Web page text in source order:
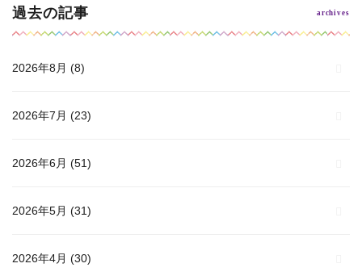
過去の記事
2026年8月 (8)
2026年7月 (23)
2026年6月 (51)
2026年5月 (31)
2026年4月 (30)